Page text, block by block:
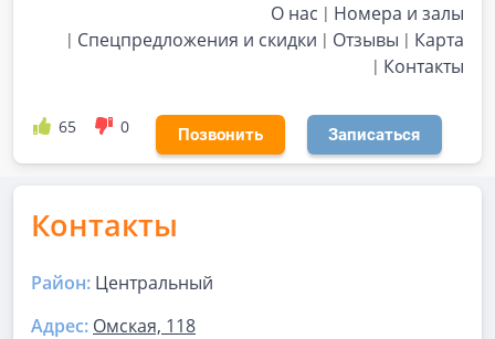
О нас
Номера и залы
Спецпредложения и скидки
Отзывы
Карта
Контакты
65 0 Позвонить Записаться
Контакты
Район: Центральный
Адрес: Омская, 118